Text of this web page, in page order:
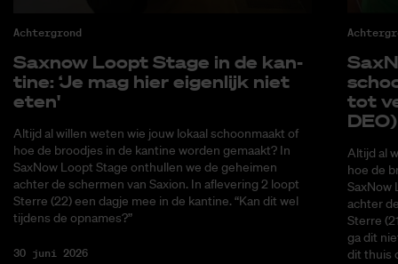
Achtergrond
Saxnow Loopt Sta­ge in de kan­
ti­ne: ‘Je mag hier ei­gen­lijk niet
eten'
Altijd al willen weten wie jouw lokaal schoonmaakt of
hoe de broodjes in de kantine worden gemaakt? In
SaxNow Loopt Stage onthullen we de geheimen
achter de schermen van Saxion. In aflevering 2 loopt
Sterre (22) een dagje mee in de kantine. “Kan dit wel
tijdens de opnames?”
30 juni 2026
tot
DEO)
Altijd al
hoe de
SaxNow
achter
Sterre
ga dit
dit thuis